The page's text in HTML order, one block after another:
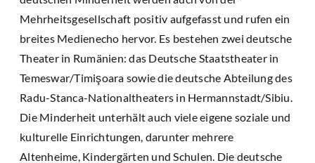
Mehrheitsgesellschaft positiv aufgefasst und rufen ein
breites Medienecho hervor. Es bestehen zwei deutsche
Theater in Rumänien: das Deutsche Staatstheater in
Temeswar/Timişoara sowie die deutsche Abteilung des
Radu-Stanca-Nationaltheaters in Hermannstadt/Sibiu.
Die Minderheit unterhält auch viele eigene soziale und
kulturelle Einrichtungen, darunter mehrere
Altenheime, Kindergärten und Schulen. Die deutsche